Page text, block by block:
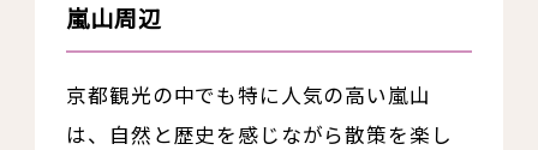
嵐山周辺
京都観光の中でも特に人気の高い嵐山
は、自然と歴史を感じながら散策を楽し